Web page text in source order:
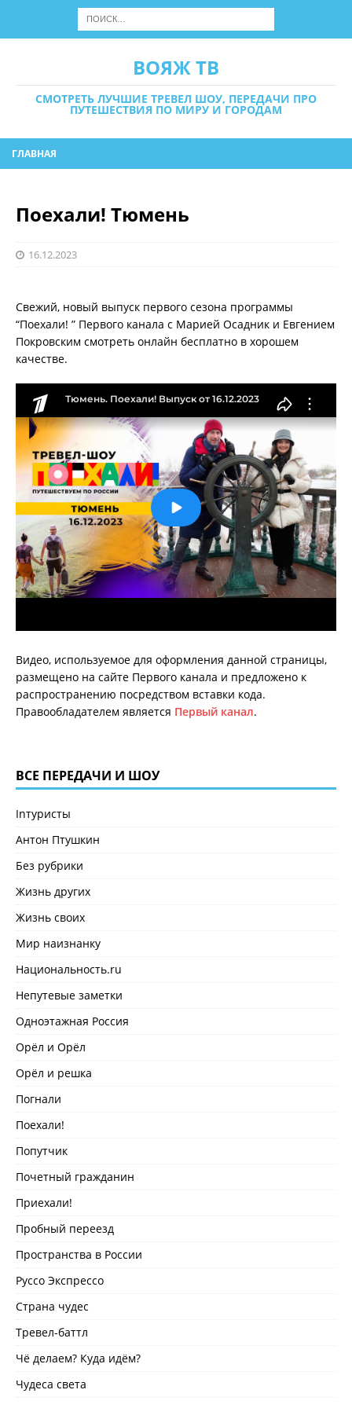
ВОЯЖ ТВ
СМОТРЕТЬ ЛУЧШИЕ ТРЕВЕЛ ШОУ, ПЕРЕДАЧИ ПРО
ПУТЕШЕСТВИЯ ПО МИРУ И ГОРОДАМ
ГЛАВНАЯ
Поехали! Тюмень
16.12.2023
Свежий, новый выпуск первого сезона программы
“Поехали! ” Первого канала с Марией Осадник и Евгением
Покровским смотреть онлайн бесплатно в хорошем
качестве.
Видео, используемое для оформления данной страницы,
размещено на сайте Первого канала и предложено к
распространению посредством вставки кода.
Правообладателем является Первый канал.
ВСЕ ПЕРЕДАЧИ И ШОУ
Inтуристы
Антон Птушкин
Без рубрики
Жизнь других
Жизнь своих
Мир наизнанку
Национальность.ru
Непутевые заметки
Одноэтажная Россия
Орёл и Орёл
Орёл и решка
Погнали
Поехали!
Попутчик
Почетный гражданин
Приехали!
Пробный переезд
Пространства в России
Руссо Экспрессо
Страна чудес
Тревел-баттл
Чё делаем? Куда идём?
Чудеса света